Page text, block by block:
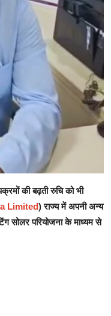
की बढ़ती रुचि को भी
Limited) राज्य में अपनी अन्य
सोलर परियोजना के माध्यम से